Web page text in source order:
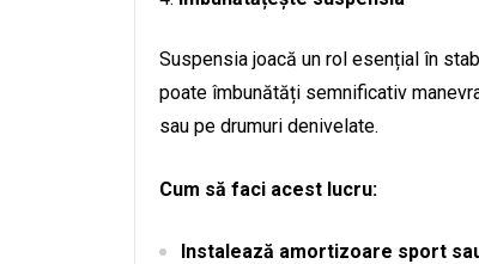
Suspensia joacă un rol esențial în
poate îmbunătăți semnificativ
sau pe drumuri denivelate.
Cum să faci acest lucru:
Instalează amortizoare sport